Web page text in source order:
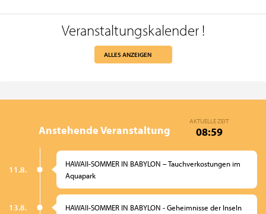
Veranstaltungskalender!
ALLES ANZEIGEN
Anstehende Veranstaltung
AKTUELLE ZEIT
08:59
11.8.
HAWAII-SOMMER IN BABYLON – Tauchverkostungen im
Aquapark
13.8. HAWAII-SOMMER IN BABYLON - Geheimnisse der Inseln